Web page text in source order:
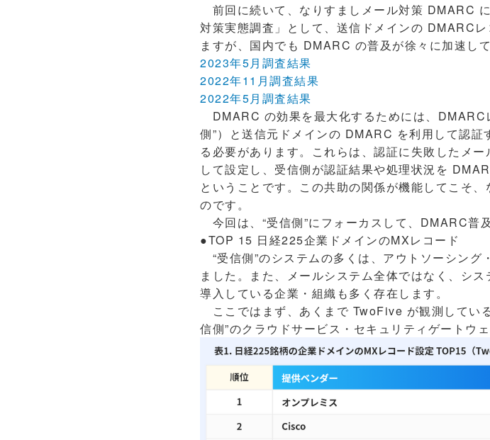
前回に続いて、なりすましメール対策 DMARC
対策実態調査」として、送信ドメインの DMARC
ますが、国内でも DMARC の普及が徐々に加速し
2023年5月調査結果
2022年11月調査結果
2022年5月調査結果
DMARC の効果を最大化するためには、DMARC
側”）と送信元ドメインの DMARC を利用して認
る必要があります。これらは、認証に失敗したメ
して設定し、受信側が認証結果や処理状況を
ということです。この共助の関係が機能してこそ
のです。
今回は、“受信側”にフォーカスして、DMARC普
●TOP 15 日経225企業ドメインのMXレコード
“受信側”のシステムの多くは、アウトソーシング
ました。また、メールシステム全体ではなく、シ
導入している企業・組織も多く存在します。
ここではまず、あくまで TwoFive が観測してい
信側”のクラウドサービス・セキュリティゲートウ